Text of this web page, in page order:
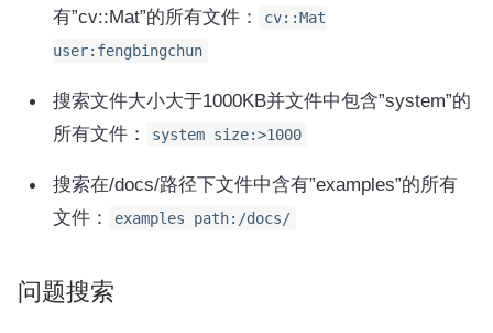
有”cv::Mat”的所有文件：
cv::Mat
user:fengbingchun
搜索文件大小大于1000KB并文件中包含”system”的
所有文件：
system size:>1000
搜索在/docs/路径下文件中含有”examples”的所有
文件：
examples path:/docs/
问题搜索